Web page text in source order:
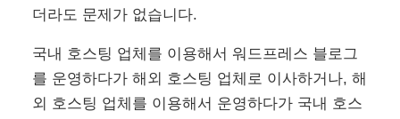
더라도 문제가 없습니다.
국내 호스팅 업체를 이용해서 워드프레스 블로그
를 운영하다가 해외 호스팅 업체로 이사하거나, 해
외 호스팅 업체를 이용해서 운영하다가 국내 호스